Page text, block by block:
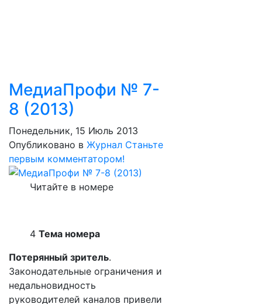
МедиаПрофи № 7-
8 (2013)
Понедельник, 15 Июль 2013
Опубликовано в Журнал Станьте
первым комментатором!
Читайте в номере
4Тема номера
Потерянный зритель.
Законодательные ограничения и
недальновидность
руководителей каналов привели